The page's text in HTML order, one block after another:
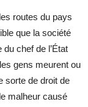
routes du pays
que la société
chef de l’État
gens meurent ou
sorte de droit de
malheur causé